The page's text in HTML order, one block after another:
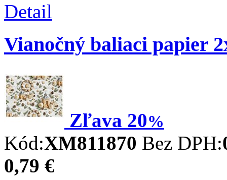
Detail
Vianočný baliaci papier
Zľava 20%
Kód:XM811870 Bez DPH:
0,79 €